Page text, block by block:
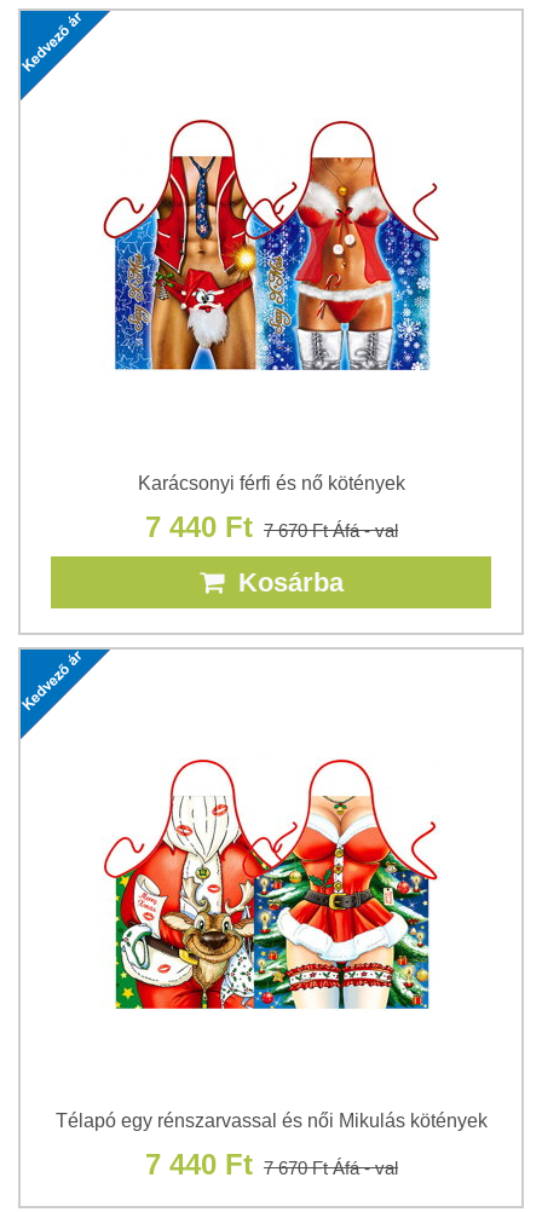
Karácsonyi férfi és nő kötények
7 440 Ft 7 670 FtÁfá - val
Kosárba
Télapó egy rénszarvassal és női Mikulás kötények
7 440 Ft 7 670 FtÁfá - val